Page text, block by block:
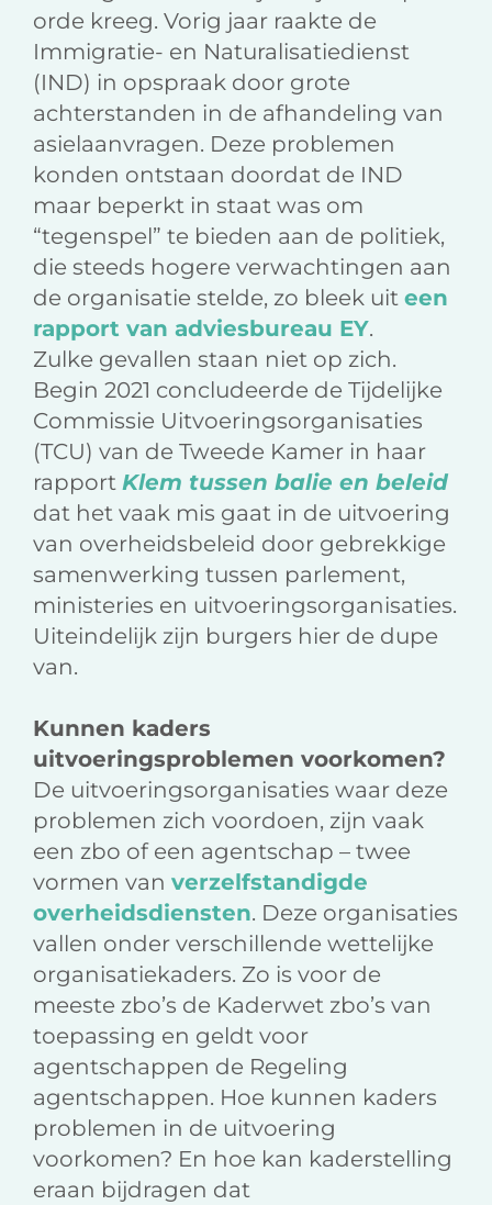
orde kreeg. Vorig jaar raakte de
Immigratie- en Naturalisatiedienst
(IND) in opspraak door grote
achterstanden in de afhandeling van
asielaanvragen. Deze problemen
konden ontstaan doordat de IND
maar beperkt in staat was om
“tegenspel” te bieden aan de politiek,
die steeds hogere verwachtingen aan
de organisatie stelde, zo bleek uit een
rapport van adviesbureau EY.
Zulke gevallen staan niet op zich.
Begin 2021 concludeerde de Tijdelijke
Commissie Uitvoeringsorganisaties
(TCU) van de Tweede Kamer in haar
rapport Klem tussen balie en beleid
dat het vaak mis gaat in de uitvoering
van overheidsbeleid door gebrekkige
samenwerking tussen parlement,
ministeries en uitvoeringsorganisaties.
Uiteindelijk zijn burgers hier de dupe
van.
Kunnen kaders
uitvoeringsproblemen voorkomen?
De uitvoeringsorganisaties waar deze
problemen zich voordoen, zijn vaak
een zbo of een agentschap – twee
vormen van verzelfstandigde
overheidsdiensten. Deze organisaties
vallen onder verschillende wettelijke
organisatiekaders. Zo is voor de
meeste zbo’s de Kaderwet zbo’s van
toepassing en geldt voor
agentschappen de Regeling
agentschappen. Hoe kunnen kaders
problemen in de uitvoering
voorkomen? En hoe kan kaderstelling
eraan bijdragen dat